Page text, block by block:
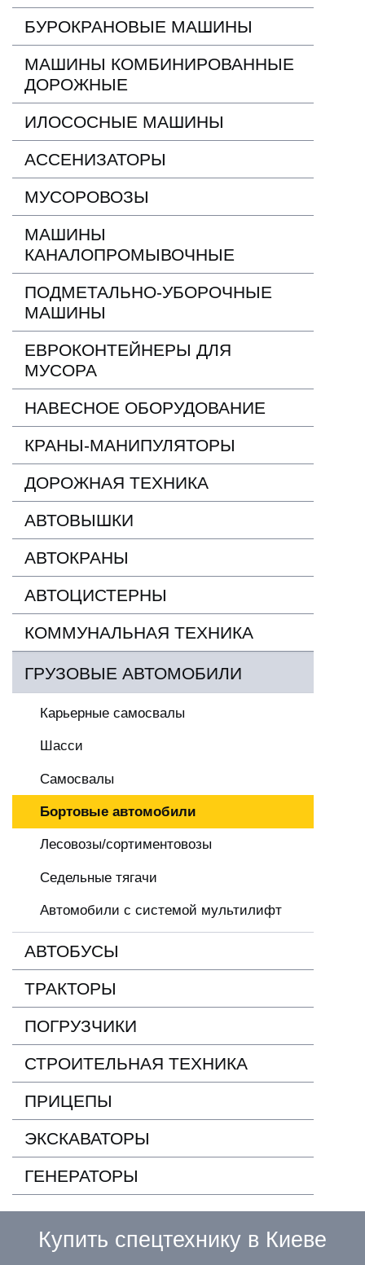
БУРОКРАНОВЫЕ МАШИНЫ
МАШИНЫ КОМБИНИРОВАННЫЕ
ДОРОЖНЫЕ
ИЛОСОСНЫЕ МАШИНЫ
АССЕНИЗАТОРЫ
МУСОРОВОЗЫ
МАШИНЫ
КАНАЛОПРОМЫВОЧНЫЕ
ПОДМЕТАЛЬНО-УБОРОЧНЫЕ
МАШИНЫ
ЕВРОКОНТЕЙНЕРЫ ДЛЯ
МУСОРА
НАВЕСНОЕ ОБОРУДОВАНИЕ
КРАНЫ-МАНИПУЛЯТОРЫ
ДОРОЖНАЯ ТЕХНИКА
АВТОВЫШКИ
АВТОКРАНЫ
АВТОЦИСТЕРНЫ
КОММУНАЛЬНАЯ ТЕХНИКА
ГРУЗОВЫЕ АВТОМОБИЛИ
Карьерные самосвалы
Шасси
Самосвалы
Бортовые автомобили
Лесовозы/сортиментовозы
Седельные тягачи
Автомобили с системой мультилифт
АВТОБУСЫ
ТРАКТОРЫ
ПОГРУЗЧИКИ
СТРОИТЕЛЬНАЯ ТЕХНИКА
ПРИЦЕПЫ
ЭКСКАВАТОРЫ
ГЕНЕРАТОРЫ
Купить спецтехнику в Киеве